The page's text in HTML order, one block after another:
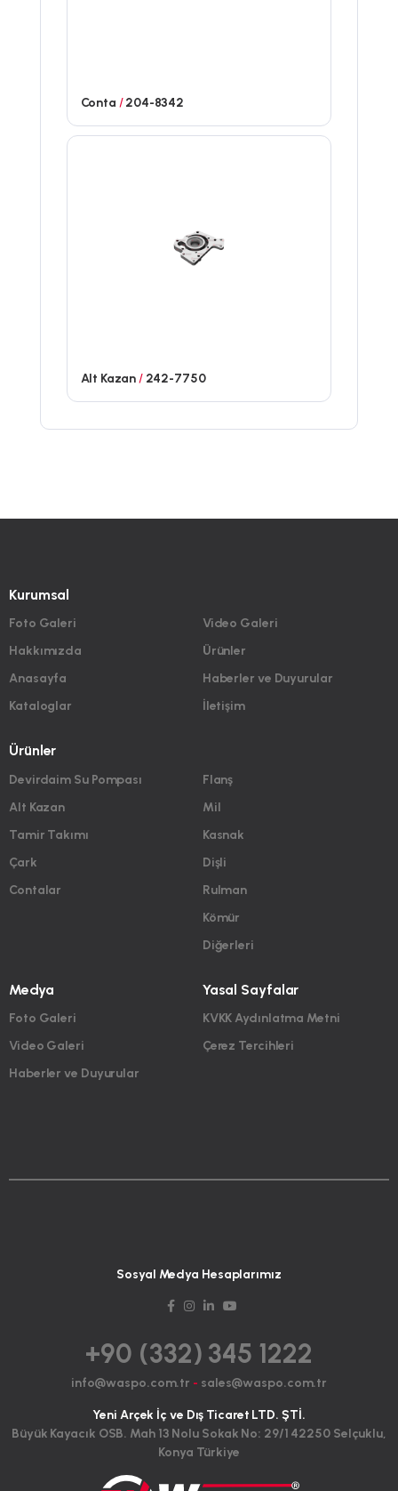
Conta /204-8342
Alt Kazan/242-7750
Kurumsal
Foto Galeri
Hakkımızda
Anasayfa
Kataloglar
Video Galeri
Ürünler
Haberler ve Duyurular
İletişim
Ürünler
Devirdaim Su Pompası
Alt Kazan
Tamir Takımı
Çark
Contalar
Flanş
Mil
Kasnak
Dişli
Rulman
Kömür
Diğerleri
Medya
Foto Galeri
Video Galeri
Haberler ve Duyurular
Yasal Sayfalar
KVKK Aydınlatma Metni
Çerez Tercihleri
Sosyal Medya Hesaplarımız
+90 (332) 345 1222
info@waspo.com.tr - sales@waspo.com.tr
Yeni Arçek İç ve Dış Ticaret LTD. ŞTİ.
Büyük Kayacık OSB. Mah 13 Nolu Sokak No: 29/1 42250 Selçuklu,
Konya Türkiye